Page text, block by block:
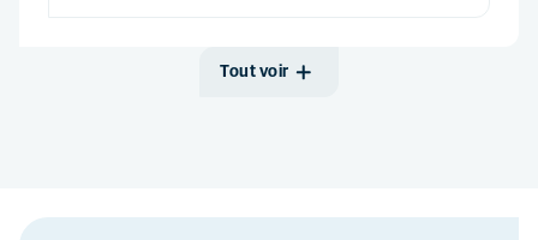
Tout voir